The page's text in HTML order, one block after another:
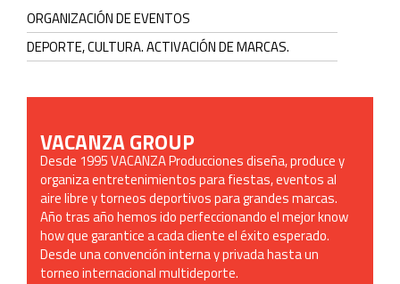
ORGANIZACIÓN DE EVENTOS
DEPORTE, CULTURA. ACTIVACIÓN DE MARCAS.
VACANZA GROUP
Desde 1995 VACANZA Producciones diseña, produce y
organiza entretenimientos para fiestas, eventos al
aire libre y torneos deportivos para grandes marcas.
Año tras año hemos ido perfeccionando el mejor know
how que garantice a cada cliente el éxito esperado.
Desde una convención interna y privada hasta un
torneo internacional multideporte.